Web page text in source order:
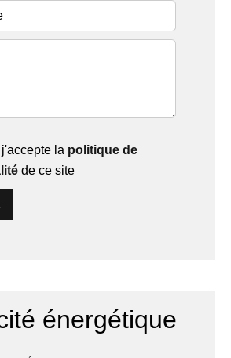
j'accepte la politique de
de ce site
énergétique